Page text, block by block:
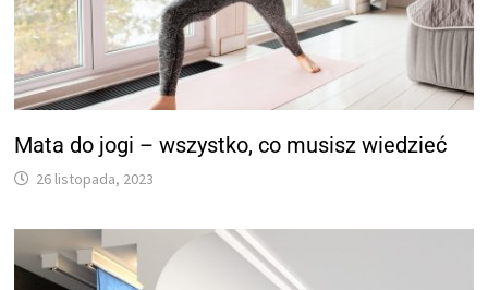
Mata do jogi – wszystko, co musisz wiedzieć
26 listopada, 2023